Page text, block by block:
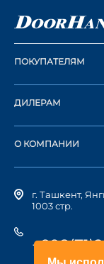
ПОКУПАТЕЛЯМ
Оформить заказ
Каталог
ДИЛЕРАМ
Стать дилером
О КОМПАНИИ
История компании
г. Ташкент,
1003 стр.